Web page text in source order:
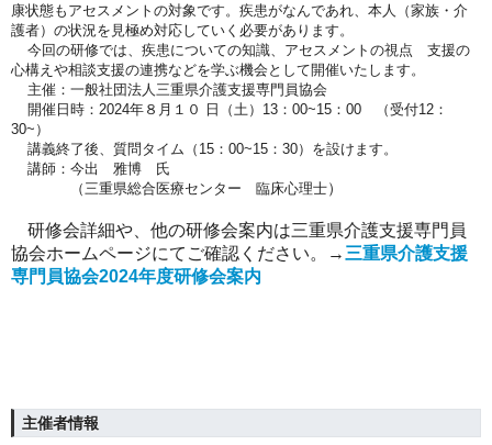
康状態もアセスメントの対象です。疾患がなんであれ、本人（家族・介
護者）の状況を見極め対応していく必要があります。
今回の研修では、疾患についての知識、アセスメントの視点 支援の
心構えや相談支援の連携などを学ぶ機会として開催いたします。
主催：一般社団法人三重県介護支援専門員協会
開催日時：2024年８月１０ 日（土）13：00~15：00 （受付12：
30~）
講義終了後、質問タイム（15：00~15：30）を設けます。
講師：今出 雅博 氏
（三重県総合医療センター 臨床心理士）
研修会詳細や、他の研修会案内は三重県介護支援専門員
協会ホームページにてご確認ください。→ 三重県介護支援
専門員協会2024年度研修会案内
主催者情報